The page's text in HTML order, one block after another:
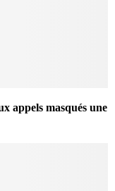
appels masqués une